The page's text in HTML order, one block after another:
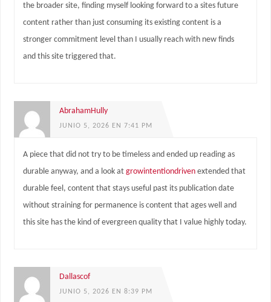
the broader site, finding myself looking forward to a sites future
content rather than just consuming its existing content is a
stronger commitment level than I usually reach with new finds
and this site triggered that.
AbrahamHully
JUNIO 5, 2026 EN 7:41 PM
A piece that did not try to be timeless and ended up reading as
durable anyway, and a look at growintentiondrivenextended that
durable feel, content that stays useful past its publication date
without straining for permanence is content that ages well and
this site has the kind of evergreen quality that I value highly today.
Dallascof
JUNIO 5, 2026 EN 8:39 PM